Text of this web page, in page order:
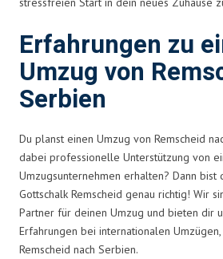
Erfahrungen zu
Umzug von
Serbien
Du planst einen Umzug von Remscheid
dabei professionelle Unterstützung von
Umzugsunternehmen erhalten? Dann bist
Gottschalk Remscheid genau richtig! Wir
Partner für deinen Umzug und bieten dir
Erfahrungen bei internationalen
Remscheid nach Serbien.